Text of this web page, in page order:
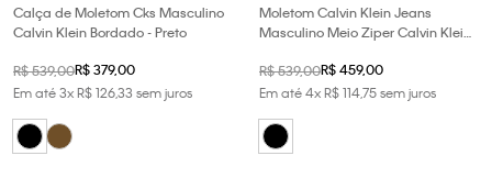
Calça de Moletom Cks Masculino
Calvin Klein Bordado - Preto
R$539,00R$379,00
Em até3xR$12633 sem juros
Moletom Calvin Klein Jeans
Masculino Meio Ziper Calvin Klein
R$539,00R$459,00
Em até4xR$11475sem juros